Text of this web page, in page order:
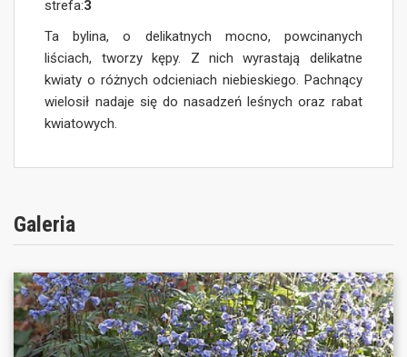
strefa:3
Ta bylina, o delikatnych mocno, powcinanych
liściach, tworzy kępy. Z nich wyrastają delikatne
kwiaty o różnych odcieniach niebieskiego. Pachnący
wielosił nadaje się do nasadzeń leśnych oraz rabat
kwiatowych.
Galeria